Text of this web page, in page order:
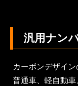
汎用ナン
カーボンデザイ
普通車、軽自動車